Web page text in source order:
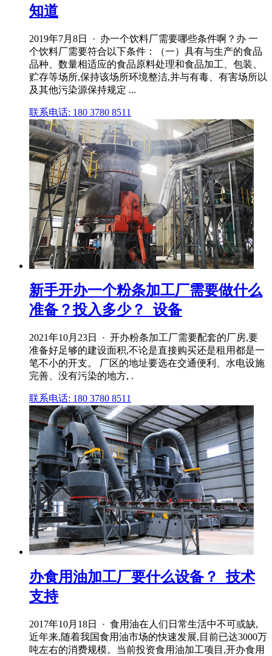
知道
2019年7月8日 · 办一个饮料厂需要哪些条件啊？办 一
个饮料厂需要符合以下条件：（一）具有与生产的食品
品种、数量相适应的食品原料处理和食品加工、包装、
贮存等场所,保持该场所环境整洁,并与有毒、有害场所以
及其他污染源保持规定 ...
联系电话: 180 3780 8511
新手开办一个粉条加工厂需要做什么
准备？投入多少？_设备
2021年10月23日 · 开办粉条加工厂需要配套的厂房,要
准备好足够的建设面积,不论是直接购买还是租用都是一
笔不小的开支。 厂区的地址要选在交通便利、水电设施
完善、没有污染的地方, .
联系电话: 180 3780 8511
办食用油加工厂要什么设备？_技术
支持
2017年10月18日 · 食用油在人们日常生活中不可或缺,
近年来,随着我国食用油市场的快速发展,目前已达3000万
吨左右的消费规模。当前投资食用油加工项目,开办食用